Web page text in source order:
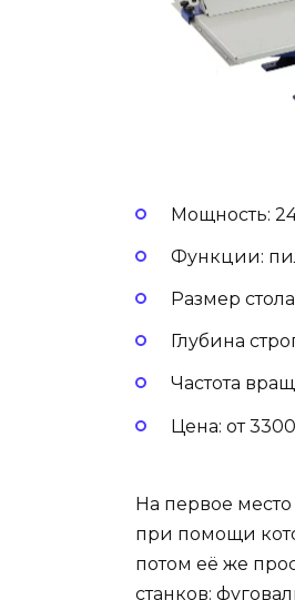
Мощность:
Функции:
Размер
Глубина
Частота
Цена: от
На первое
при помощи
потом её же
станков: